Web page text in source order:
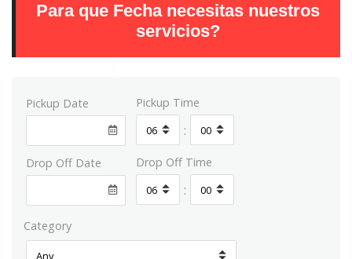
Para que Fecha necesitas nuestros
servicios?
Pickup Date Pickup Time
:
Drop Off Date Drop Off Time
:
Category